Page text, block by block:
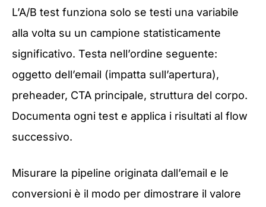
L’A/B test funziona solo se testi una variabile
alla volta su un campione statisticamente
significativo. Testa nell’ordine seguente:
oggetto dell’email (impatta sull’apertura),
preheader, CTA principale, struttura del corpo.
Documenta ogni test e applica i risultati al flow
successivo.
Misurare la pipeline originata dall’email e le
conversioni è il modo per dimostrare il valore